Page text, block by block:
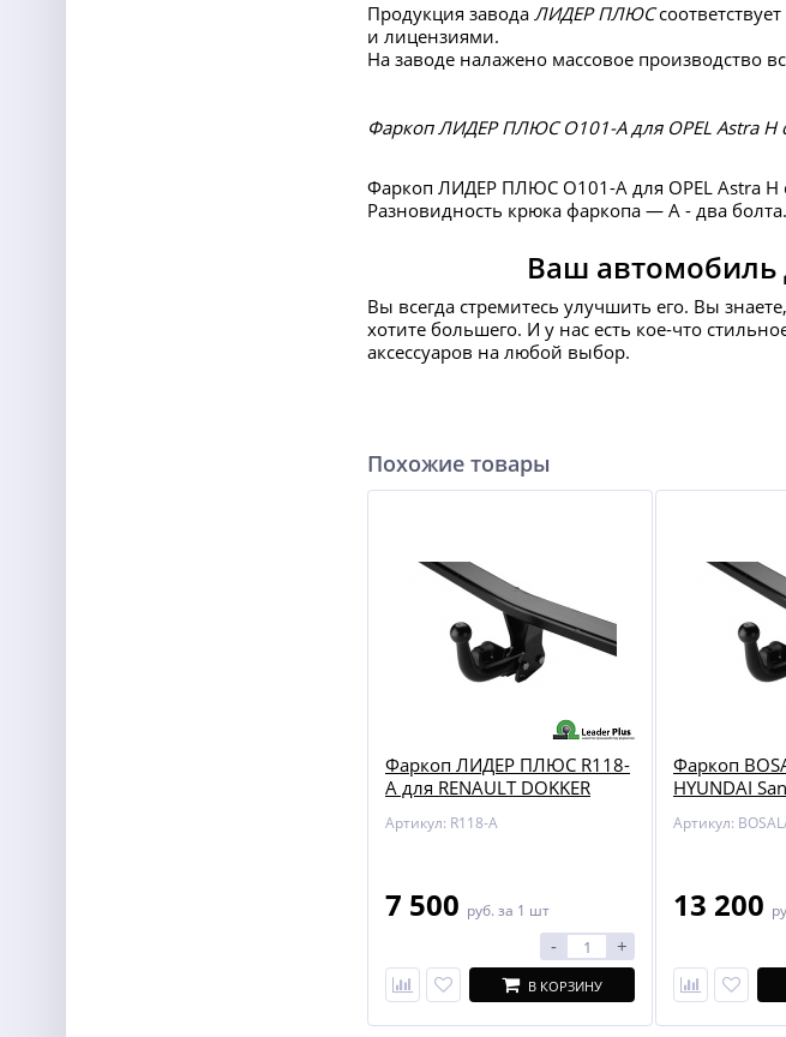
Продукция завода ЛИДЕР ПЛЮС
и лицензиями.
На заводе налажено массовое производство
Фаркоп ЛИДЕР ПЛЮС O101-A для OPEL Astra H
Фаркоп ЛИДЕР ПЛЮС O101-A для OPEL Astra H
Разновидность крюка фаркопа — А - два
Ваш автомобиль
Вы всегда стремитесь улучшить его. Вы
хотите большего. И у нас есть кое-что
аксессуаров на любой выбор.
Похожие товары
Фаркоп ЛИДЕР ПЛЮС R118-
A для RENAULT DOKKER
Артикул: R118-A
7 500 руб. за 1 шт
- +
В КОРЗИНУ
Фаркоп
HYUNDAI
13 200